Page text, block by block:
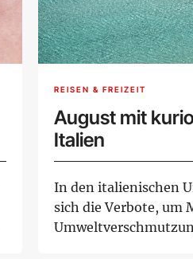
REISEN & FREIZEIT
August mit
Italien
In den italienischen
sich die Verbote, um